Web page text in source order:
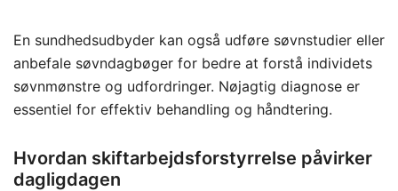
En sundhedsudbyder kan også udføre søvnstudier eller
anbefale søvndagbøger for bedre at forstå individets
søvnmønstre og udfordringer. Nøjagtig diagnose er
essentiel for effektiv behandling og håndtering.
Hvordan skiftarbejdsforstyrrelse påvirker
dagligdagen